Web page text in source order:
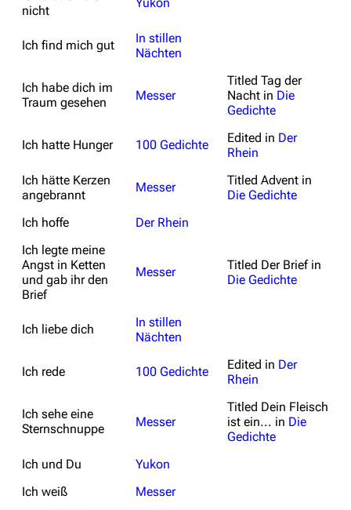
nicht
Ich find mich gut
In stillen
Nächten
Ich habe dich im
Traum gesehen
Messer
Titled Tag der
Nacht in Die
Gedichte
Ich hatte Hunger 100 Gedichte Edited in Der
Rhein
Ich hätte Kerzen
angebrannt
Messer Titled Advent in
Die Gedichte
Ich hoffe
Der Rhein
Ich legte meine
Angst in Ketten
und gab ihr den
Brief
Messer Titled Der Briefin
Die Gedichte
Ich liebe dich
In stillen
Nächten
Ich rede 100 Gedichte Edited in Der
Rhein
Ich sehe eine
Sternschnuppe
Messer
Titled Dein Fleisch
ist ein... in Die
Gedichte
Ich und Du
Yukon
Ich weiß
Messer